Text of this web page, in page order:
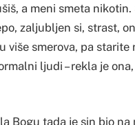
a meni smeta
zaljubljen si, strast,
više smerova, pa
ljudi – rekla je
Bogu tada je sin bio